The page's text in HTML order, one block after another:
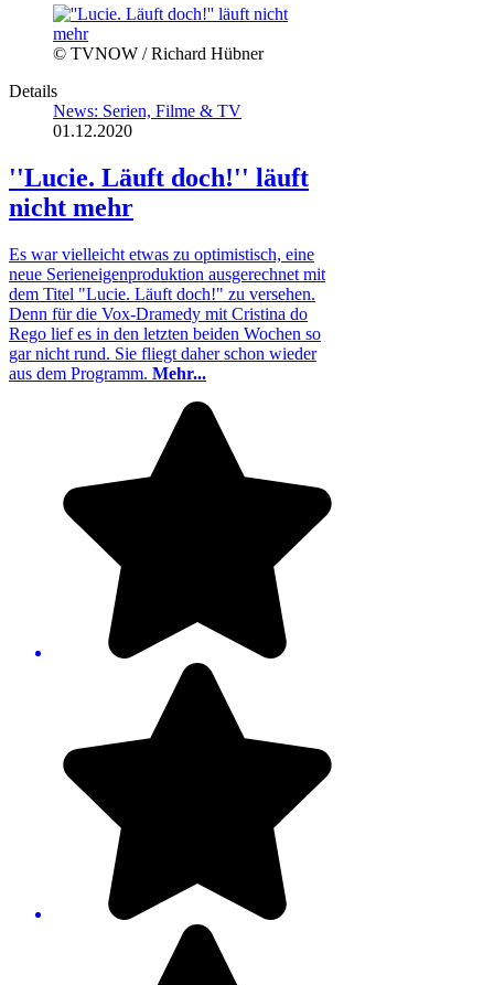
© TVNOW / Richard Hübner
Details
News: Serien, Filme & TV
01.12.2020
''Lucie. Läuft doch!'' läuft
nicht mehr
Es war vielleicht etwas zu optimistisch, eine
neue Serieneigenproduktion ausgerechnet mit
dem Titel "Lucie. Läuft doch!" zu versehen.
Denn für die Vox-Dramedy mit Cristina do
Rego lief es in den letzten beiden Wochen so
gar nicht rund. Sie fliegt daher schon wieder
aus dem Programm. Mehr...